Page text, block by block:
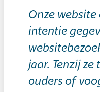
Onze
intentie
jaar. Tenzij
ouders of